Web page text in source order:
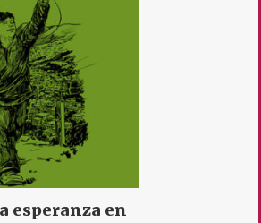
esperanza en